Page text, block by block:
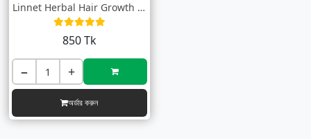
Linnet Herbal Hair Growth Serum (হারবাল...
850 Tk
− +
অর্ডার করুন